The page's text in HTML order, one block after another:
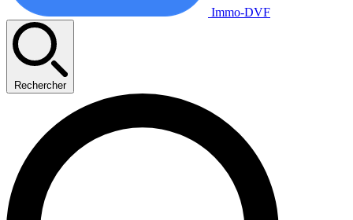
Immo-DVF
Rechercher